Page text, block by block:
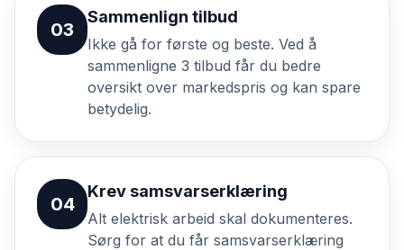
03
Sammenlign tilbud
Ikke gå for første og beste. Ved å
sammenligne 3 tilbud får du bedre
oversikt over markedspris og kan spare
betydelig.
04
Krev samsvarserklæring
Alt elektrisk arbeid skal dokumenteres.
Sørg for at du får samsvarserklæring